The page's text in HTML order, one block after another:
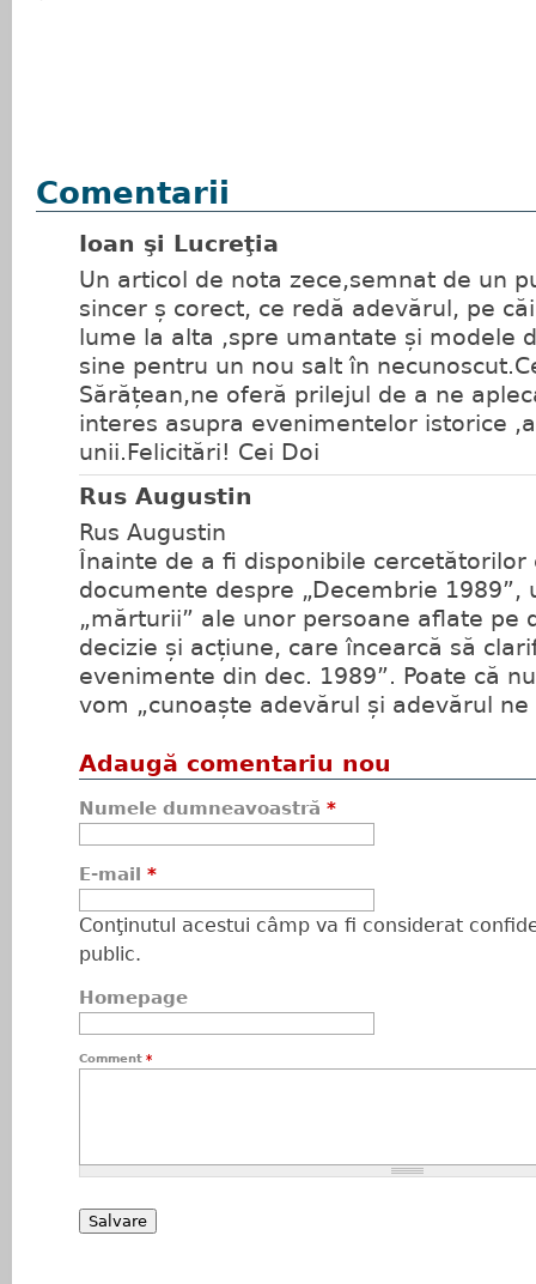
Comentarii
Ioan şi Lucreţia
Un articol de nota zece,semnat de un
sincer ș corect, ce redă adevărul, pe
lume la alta ,spre umantate și modele
sine pentru un nou salt în
Sărățean,ne oferă prilejul de a ne
interes asupra evenimentelor istorice
unii.Felicitări! Cei Doi
Rus Augustin
Rus Augustin
Înainte de a fi disponibile
documente despre „Decembrie 1989”,
„mărturii” ale unor persoane aflate pe
decizie și acțiune, care încearcă să
evenimente din dec. 1989”. Poate că
vom „cunoaște adevărul și adevărul
Adaugă comentariu nou
Numele dumneavoastră *
E-mail *
Conţinutul acestui câmp va fi considerat
public.
Homepage
Comment *